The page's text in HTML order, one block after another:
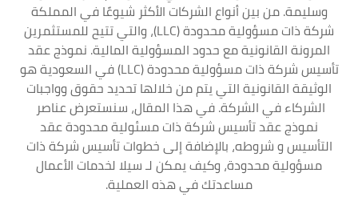
وسليمة. من بين أنواع الشركات الأكثر شيوعًا في المملكة
شركة ذات مسؤولية محدودة (LLC)، والتي تتيح للمستثمرين
المرونة القانونية مع حدود المسؤولية المالية. نموذج عقد
تأسيس شركة ذات مسؤولية محدودة (LLC) في السعودية هو
الوثيقة القانونية التي يتم من خلالها تحديد حقوق وواجبات
الشركاء في الشركة. في هذا المقال، سنستعرض عناصر
نموذج عقد تأسيس شركة ذات مسئولية محدودة عقد
التأسيس و شروطه، بالإضافة إلى خطوات تأسيس شركة ذات
مسؤولية محدودة، وكيف يمكن لـ سيلا لخدمات الأعمال
مساعدتك في هذه العملية.